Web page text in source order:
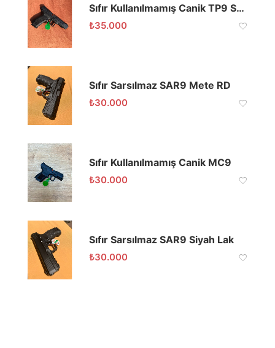
Sıfır Kullanılmamış Canik TP9 SFX
₺35.000
Sıfır Sarsılmaz SAR9 Mete RD
₺30.000
Sıfır Kullanılmamış Canik MC9
₺30.000
Sıfır Sarsılmaz SAR9 Siyah Lak
₺30.000